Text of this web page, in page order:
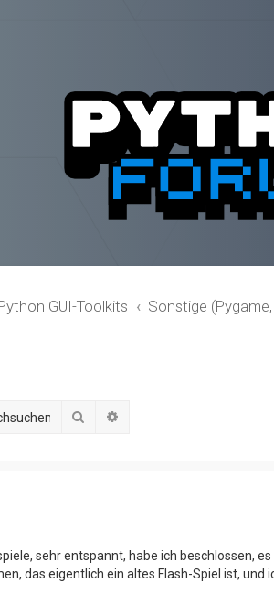
GUI-Toolkits Sonstige (Pygame,
Suche
sehr entspannt, habe ich beschlossen,
das eigentlich ein altes Flash-Spiel ist, und